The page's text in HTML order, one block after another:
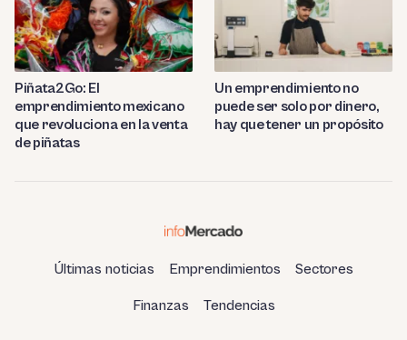
Piñata2Go: El
emprendimiento mexicano
que revoluciona en la venta
de piñatas
Un emprendimiento no
puede ser solo por dinero,
hay que tener un propósito
Últimas noticias Emprendimientos Sectores
Finanzas Tendencias